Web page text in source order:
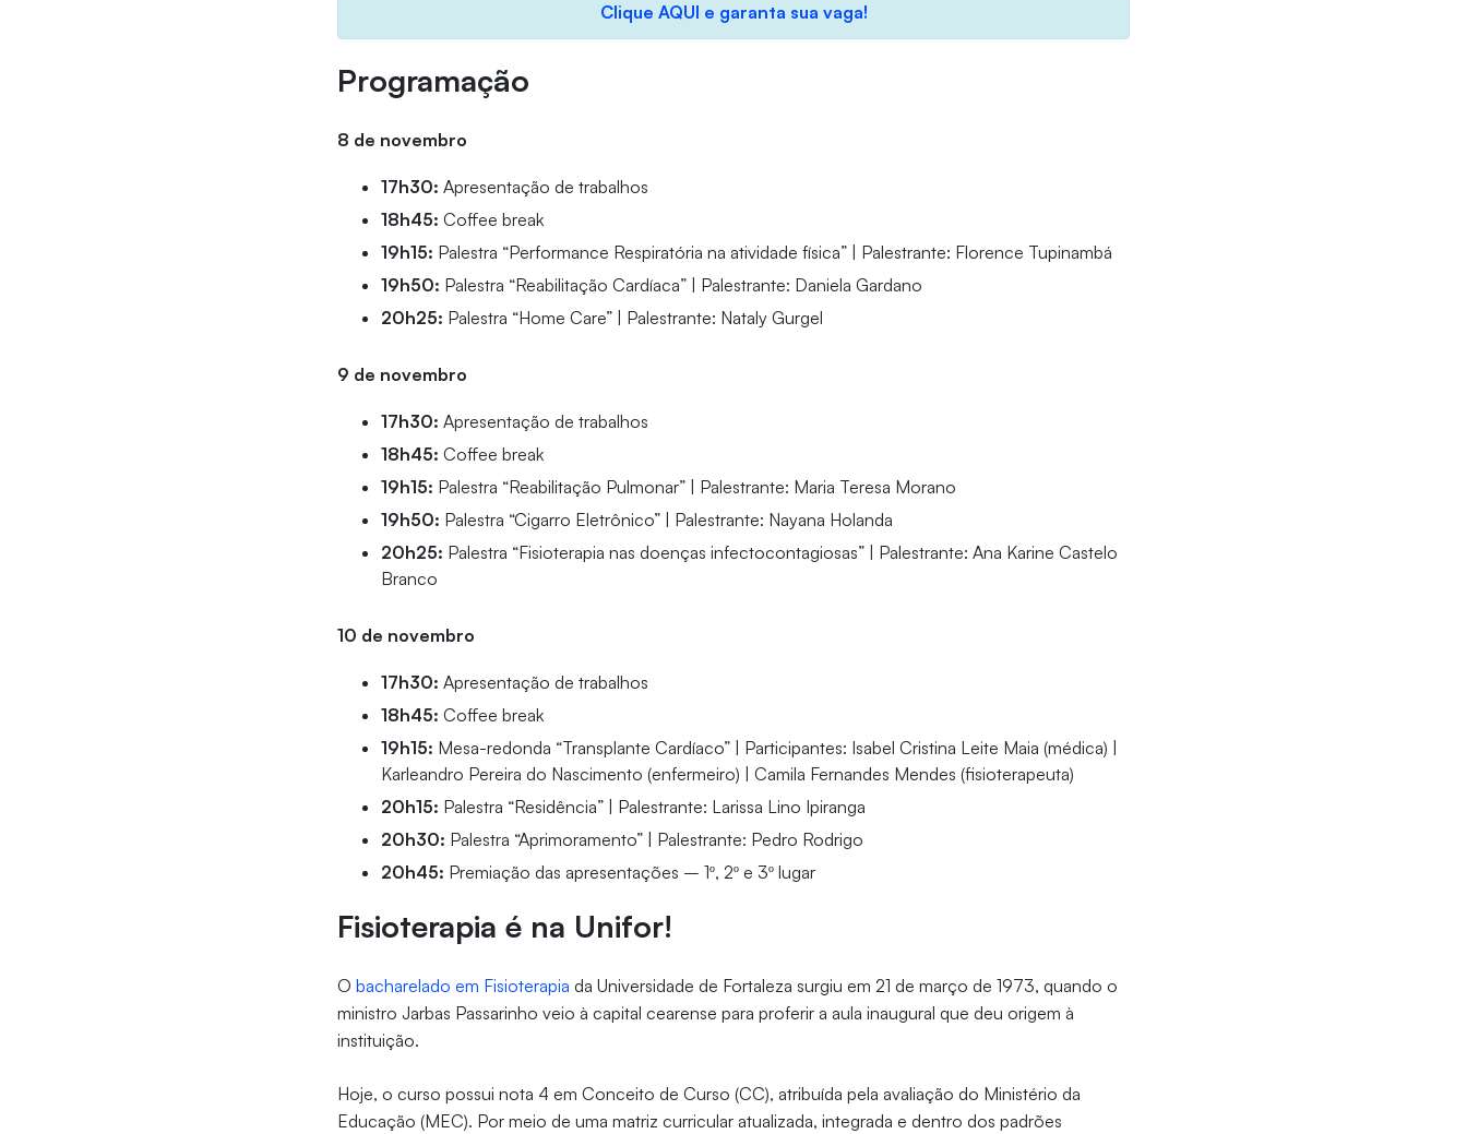
Clique AQUI e garanta sua vaga!
Programação
8 de novembro
17h30: Apresentação de trabalhos
18h45: Coffee break
19h15: Palestra “Performance Respiratória na atividade física” | Palestrante: Florence Tupinambá
19h50: Palestra “Reabilitação Cardíaca” | Palestrante: Daniela Gardano
20h25: Palestra “Home Care” | Palestrante: Nataly Gurgel
9 de novembro
17h30: Apresentação de trabalhos
18h45: Coffee break
19h15: Palestra “Reabilitação Pulmonar” | Palestrante: Maria Teresa Morano
19h50: Palestra “Cigarro Eletrônico” | Palestrante: Nayana Holanda
20h25: Palestra “Fisioterapia nas doenças infectocontagiosas” | Palestrante: Ana Karine Castelo
Branco
10 de novembro
17h30: Apresentação de trabalhos
18h45: Coffee break
19h15: Mesa-redonda “Transplante Cardíaco” | Participantes: Isabel Cristina Leite Maia (médica) |
Karleandro Pereira do Nascimento (enfermeiro) | Camila Fernandes Mendes (fisioterapeuta)
20h15: Palestra “Residência” | Palestrante: Larissa Lino Ipiranga
20h30: Palestra “Aprimoramento” | Palestrante: Pedro Rodrigo
20h45: Premiação das apresentações – 1º, 2º e 3º lugar
Fisioterapia é na Unifor!
Obacharelado em Fisioterapia da Universidade de Fortaleza surgiu em 21 de março de 1973, quando o
ministro Jarbas Passarinho veio à capital cearense para proferir a aula inaugural que deu origem à
instituição.
Hoje, o curso possui nota 4 em Conceito de Curso (CC), atribuída pela avaliação do Ministério da
Educação (MEC). Por meio de uma matriz curricular atualizada, integrada e dentro dos padrões